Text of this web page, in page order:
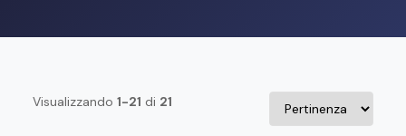
Visualizzando 1-21 di 21